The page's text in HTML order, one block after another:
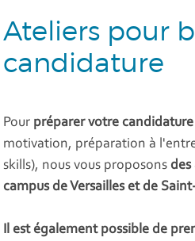
Ateliers pour
candidature
Pour préparer votre candidature
motivation, préparation à
skills), nous vous proposonsdes
campus de Versailles et de
Il est également possible de